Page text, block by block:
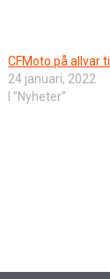
CFMoto på allvar
24 januari, 2022
I ”Nyheter”